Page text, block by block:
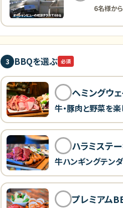
6名様か
3 BBQを選ぶ 必須
ヘミングウ
牛・豚肉と野菜を
ハラミステ
牛ハンギングテン
プレミアム